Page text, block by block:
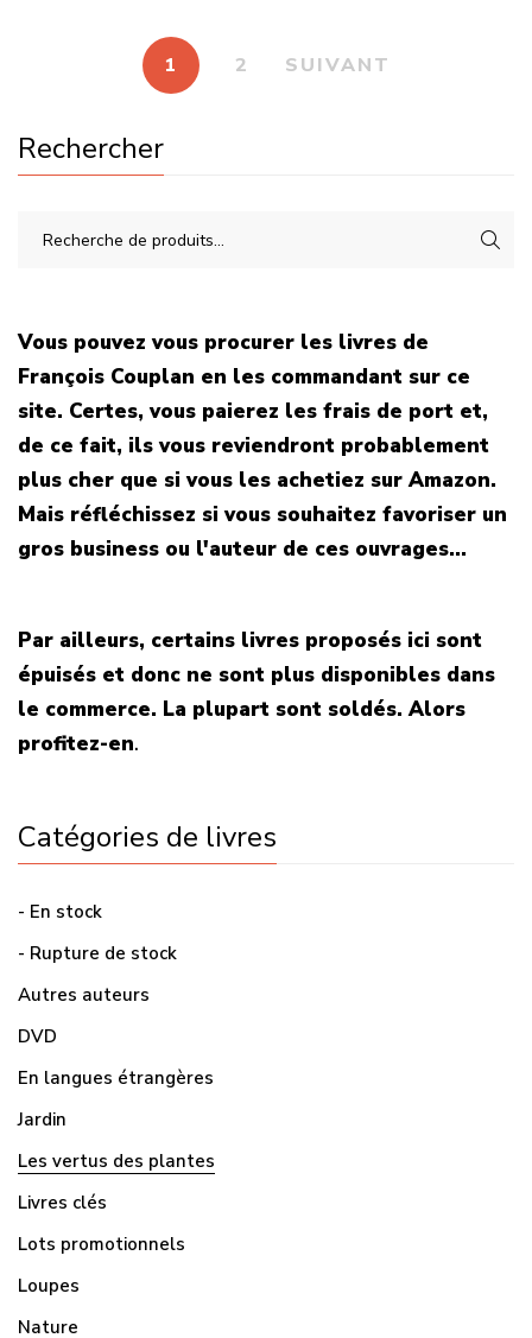
1 2 SUIVANT
Rechercher
Vous pouvez vous procurer les livres de
François Couplan en les commandant sur ce
site. Certes, vous paierez les frais de port et,
de ce fait, ils vous reviendront probablement
plus cher que si vous les achetiez sur Amazon.
Mais réfléchissez si vous souhaitez favoriser un
gros business ou l'auteur de ces ouvrages...
Par ailleurs, certains livres proposés ici sont
épuisés et donc ne sont plus disponibles dans
le commerce. La plupart sont soldés. Alors
profitez-en.
Catégories de livres
- En stock
- Rupture de stock
Autres auteurs
DVD
En langues étrangères
Jardin
Les vertus des plantes
Livres clés
Lots promotionnels
Loupes
Nature